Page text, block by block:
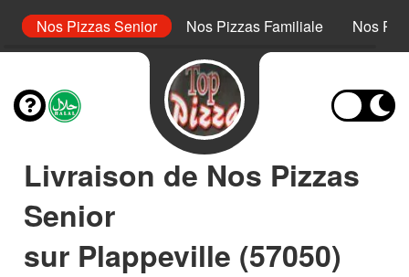
Nos Pizzas Senior Nos Pizzas Familiale Nos
Livraison de Nos Pizzas
Senior
sur Plappeville (57050)